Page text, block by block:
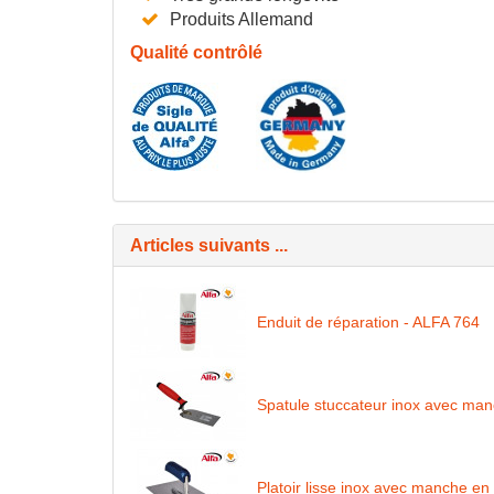
Produits Allemand
Qualité contrôlé
Articles suivants ...
Enduit de réparation - ALFA 764
Spatule stuccateur inox avec
Platoir lisse inox avec manche en